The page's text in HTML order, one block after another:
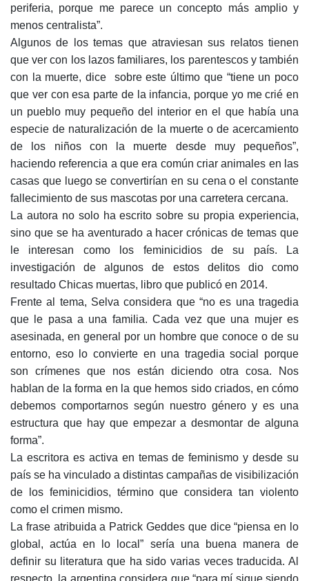
periferia, porque me parece un concepto más amplio y
menos centralista”.
Algunos de los temas que atraviesan sus relatos tienen
que ver con los lazos familiares, los parentescos y también
con la muerte, dice sobre este último que “tiene un poco
que ver con esa parte de la infancia, porque yo me crié en
un pueblo muy pequeño del interior en el que había una
especie de naturalización de la muerte o de acercamiento
de los niños con la muerte desde muy pequeños”,
haciendo referencia a que era común criar animales en las
casas que luego se convertirían en su cena o el constante
fallecimiento de sus mascotas por una carretera cercana.
La autora no solo ha escrito sobre su propia experiencia,
sino que se ha aventurado a hacer crónicas de temas que
le interesan como los feminicidios de su país. La
investigación de algunos de estos delitos dio como
resultado Chicas muertas, libro que publicó en 2014.
Frente al tema, Selva considera que “no es una tragedia
que le pasa a una familia. Cada vez que una mujer es
asesinada, en general por un hombre que conoce o de su
entorno, eso lo convierte en una tragedia social porque
son crímenes que nos están diciendo otra cosa. Nos
hablan de la forma en la que hemos sido criados, en cómo
debemos comportarnos según nuestro género y es una
estructura que hay que empezar a desmontar de alguna
forma”.
La escritora es activa en temas de feminismo y desde su
país se ha vinculado a distintas campañas de visibilización
de los feminicidios, término que considera tan violento
como el crimen mismo.
La frase atribuida a Patrick Geddes que dice “piensa en lo
global, actúa en lo local” sería una buena manera de
definir su literatura que ha sido varias veces traducida. Al